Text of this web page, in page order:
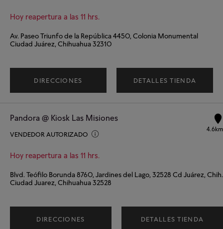
Hoy reapertura a las 11 hrs.
Av. Paseo Triunfo de la República 4450, Colonia Monumental
Ciudad Juárez, Chihuahua 32310
DIRECCIONES DETALLES TIENDA
Pandora @ Kiosk Las Misiones
VENDEDOR AUTORIZADO
Hoy reapertura a las 11 hrs.
4.6km
Blvd. Teófilo Borunda 8760, Jardines del Lago, 32528 Cd Juárez, Chih.
Ciudad Juarez, Chihuahua 32528
DIRECCIONES DETALLES TIENDA